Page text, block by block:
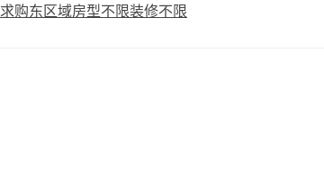
求购东区域房型不限装修不限